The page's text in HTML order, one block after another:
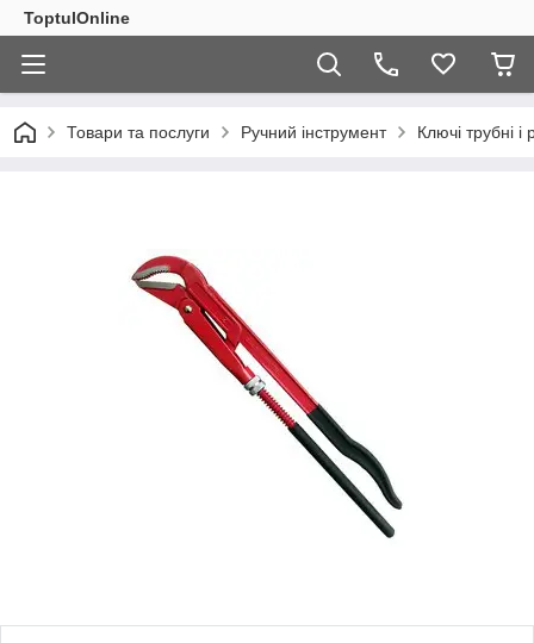
ToptulOnline
Товари та послуги Ручний інструмент Ключі трубні і